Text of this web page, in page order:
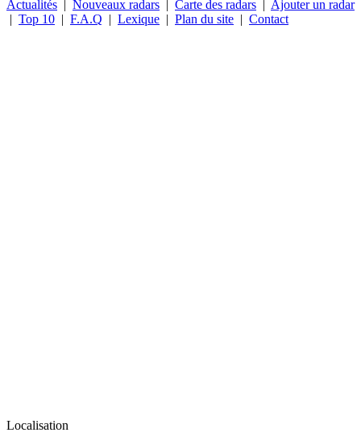
Actualités | Nouveaux radars | Carte des radars | Ajouter un radar
| Top 10 | F.A.Q | Lexique | Plan du site | Contact
Localisation